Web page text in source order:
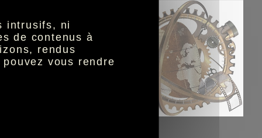
intrusifs, ni
de contenus à
rendus
vous rendre